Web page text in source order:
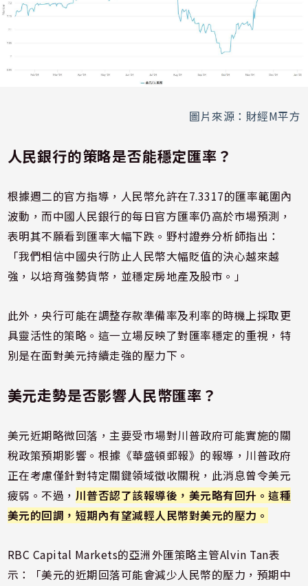
圖片來源：財經M平方
人民銀行的策略是否能穩定匯率？
根據週二的官方指導，人民幣允許在7.3317的匯率範圍內
波動，而中國人民銀行的每日官方匯率仍高於市場預測，
表明其不願看到匯率大幅下跌。野村證券分析師指出：
「我們相信中國央行防止人民幣大幅貶值的決心越來越
強，以培育強勢貨幣，並穩定房地產及股市。」
此外，央行可能在調整存款準備率及利率的時機上採取更
具靈活性的策略。這一立場反映了對匯率穩定的重視，特
別是在面對美元持續走強的壓力下。
美元走勢是否影響人民幣匯率？
美元近期略微回落，主要受市場對川普政府可能實施的關
稅政策預期影響。根據《華盛頓郵報》的報導，川普政府
正在考慮僅針對特定關鍵領域徵收關稅，此消息曾令美元
疲弱。不過， 川普否認了該報導後，美元略有回升。這種
美元的回調，短期內有望減輕人民幣對美元的壓力。
RBC Capital Markets的亞洲外匯策略主管Alvin Tan表
示：「美元的近期回落可能會減少人民幣的壓力，預期中